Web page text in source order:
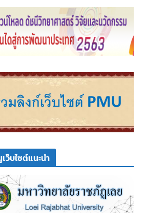
เว็บไซต์แนะนำ